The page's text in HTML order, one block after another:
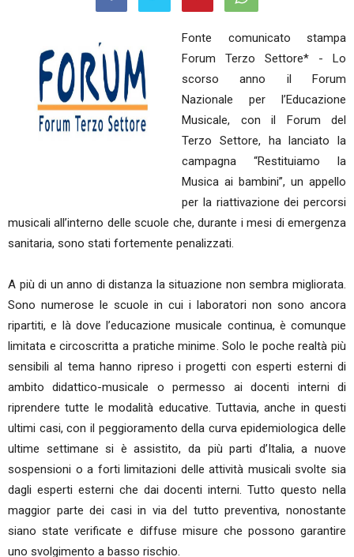
Fonte comunicato stampa
Forum Terzo Settore* - Lo
scorso anno il Forum
Nazionale per l’Educazione
Musicale, con il Forum del
Terzo Settore, ha lanciato la
campagna “Restituiamo la
Musica ai bambini”, un appello
per la riattivazione dei percorsi
musicali all’interno delle scuole che, durante i mesi di emergenza
sanitaria, sono stati fortemente penalizzati.
A più di un anno di distanza la situazione non sembra migliorata.
Sono numerose le scuole in cui i laboratori non sono ancora
ripartiti, e là dove l’educazione musicale continua, è comunque
limitata e circoscritta a pratiche minime. Solo le poche realtà più
sensibili al tema hanno ripreso i progetti con esperti esterni di
ambito didattico-musicale o permesso ai docenti interni di
riprendere tutte le modalità educative. Tuttavia, anche in questi
ultimi casi, con il peggioramento della curva epidemiologica delle
ultime settimane si è assistito, da più parti d’Italia, a nuove
sospensioni o a forti limitazioni delle attività musicali svolte sia
dagli esperti esterni che dai docenti interni. Tutto questo nella
maggior parte dei casi in via del tutto preventiva, nonostante
siano state verificate e diffuse misure che possono garantire
uno svolgimento a basso rischio.